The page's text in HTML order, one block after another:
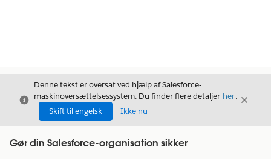
Luk
Denne tekst er oversat ved hjælp af Salesforce-
maskinoversættelsessystem. Du finder flere detaljer her.
Skift til engelsk
Ikke nu
Luk
Gør din Salesforce-organisation sikker